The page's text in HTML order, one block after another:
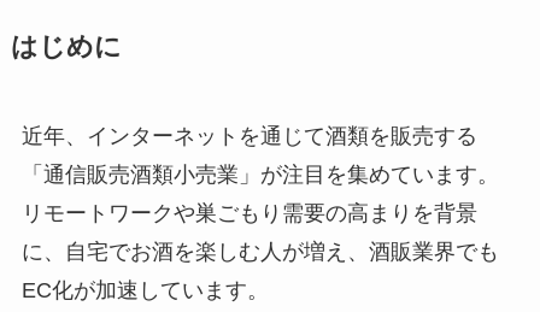
はじめに
近年、インターネットを通じて酒類を販売する
「通信販売酒類小売業」が注目を集めています。
リモートワークや巣ごもり需要の高まりを背景
に、自宅でお酒を楽しむ人が増え、酒販業界でも
EC化が加速しています。